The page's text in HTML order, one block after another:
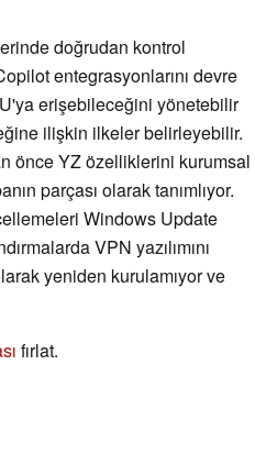
doğrudan kontrol
entegrasyonlarını devre
erişebileceğini yönetebilir
ilişkin ilkeler belirleyebilir.
önce YZ özelliklerini kurumsal
parçası olarak tanımlıyor.
Windows Update
VPN yazılımını
yeniden kurulamıyor ve
fırlat.